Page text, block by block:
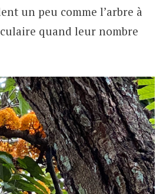
un peu comme l’arbre à
quand leur nombre